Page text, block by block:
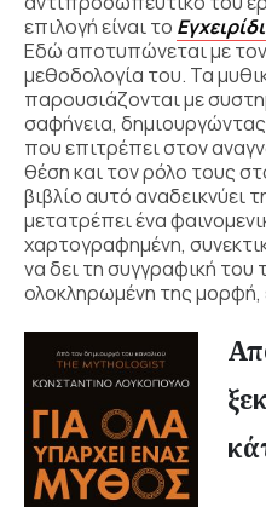
επιλογή είναι το
Εδώ αποτυπώνεται με
μεθοδολογία του. Τα
παρουσιάζονται με
σαφήνεια,
που επιτρέπει στον
θέση και τον ρόλο τους
βιβλίο αυτό αναδεικνύει
μετατρέπει ένα
χαρτογραφημένη,
να δει τη συγγραφική του
ολοκληρωμένη της